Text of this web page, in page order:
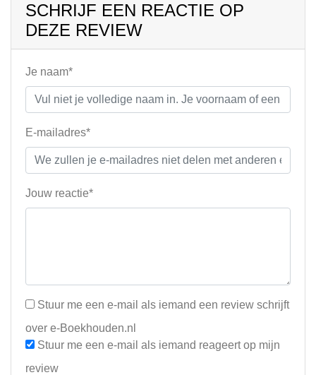
SCHRIJF EEN REACTIE OP
DEZE REVIEW
Je naam*
E-mailadres*
Jouw reactie*
Stuur me een e-mail als iemand een review schrijft
over e-Boekhouden.nl
Stuur me een e-mail als iemand reageert op mijn
review